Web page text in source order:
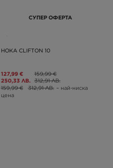
СУПЕР ОФЕРТА
HOKA CLIFTON 10
127,99 €
250,33 ЛВ.
159,99 €
312,91 ЛВ.
159,99 €
312,91 ЛВ. – най-ниска
цена